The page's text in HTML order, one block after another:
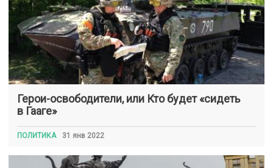
Герои-освободители, или Кто будет «сидеть
в Гааге»
ПОЛИТИКА 31 янв 2022